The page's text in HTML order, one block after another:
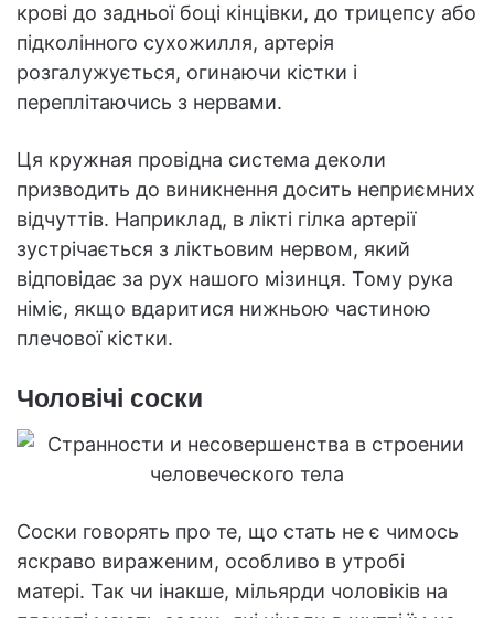
крові до задньої боці кінцівки, до трицепсу або
підколінного сухожилля, артерія
розгалужується, огинаючи кістки і
переплітаючись з нервами.
Ця кружная провідна система деколи
призводить до виникнення досить неприємних
відчуттів. Наприклад, в лікті гілка артерії
зустрічається з ліктьовим нервом, який
відповідає за рух нашого мізинця. Тому рука
німіє, якщо вдаритися нижньою частиною
плечової кістки.
Чоловічі соски
Соски говорять про те, що стать не є чимось
яскраво вираженим, особливо в утробі
матері. Так чи інакше, мільярди чоловіків на